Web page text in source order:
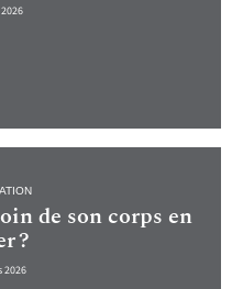
de son corps en
?
2026